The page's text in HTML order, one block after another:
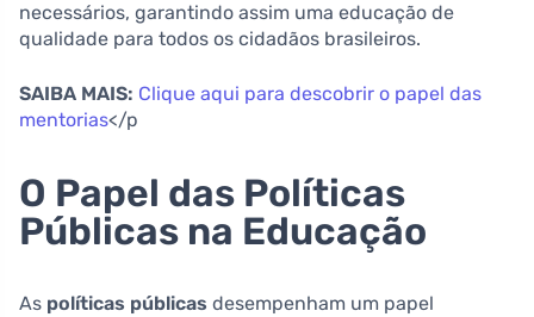
necessários, garantindo assim uma educação de
qualidade para todos os cidadãos brasileiros.
SAIBA MAIS: Clique aqui para descobrir o papel das
mentorias</p
O Papel das Políticas
Públicas na Educação
As políticas públicas desempenham um papel